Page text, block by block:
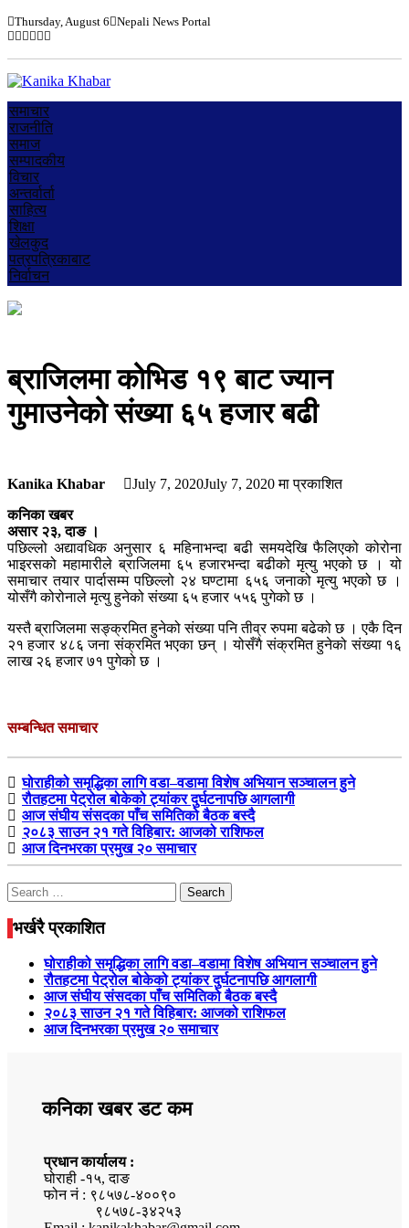
Thursday, August 6 Nepali News Portal
समाचार
राजनीति
समाज
सम्पादकीय
विचार
अन्तर्वार्ता
साहित्य
शिक्षा
खेलकुद
पत्रपत्रिकाबाट
निर्वाचन
ब्राजिलमा कोभिड १९ बाट ज्यान
गुमाउनेको संख्या ६५ हजार बढी
Kanika Khabar July 7, 2020July 7, 2020मा प्रकाशित
कनिका खबर
असार २३, दाङ ।
पछिल्लो अद्यावधिक अनुसार ६ महिनाभन्दा बढी समयदेखि फैलिएको कोरोना
भाइरसको महामारीले ब्राजिलमा ६५ हजारभन्दा बढीको मृत्यु भएको छ । यो
समाचार तयार पार्दासम्म पछिल्लो २४ घण्टामा ६५६ जनाको मृत्यु भएको छ ।
योसँगै कोरोनाले मृत्यु हुनेको संख्या ६५ हजार ५५६ पुगेको छ ।
यस्तै ब्राजिलमा सङ्क्रमित हुनेको संख्या पनि तीव्र रुपमा बढेको छ । एकै दिन
२१ हजार ४८६ जना संक्रमित भएका छन् । योसँगै संक्रमित हुनेको संख्या १६
लाख २६ हजार ७१ पुगेको छ ।
सम्बन्धित समाचार
घोराहीको समृद्धिका लागि वडा–वडामा विशेष अभियान सञ्चालन हुने
रौतहटमा पेट्रोल बोकेको ट्यांकर दुर्घटनापछि आगलागी
आज संघीय संसदका पाँच समितिको बैठक बस्दै
२०८३ साउन २१ गते विहिबार: आजको राशिफल
आज दिनभरका प्रमुख २० समाचार
Search
for:
भर्खरै प्रकाशित
घोराहीको समृद्धिका लागि वडा–वडामा विशेष अभियान सञ्चालन हुने
रौतहटमा पेट्रोल बोकेको ट्यांकर दुर्घटनापछि आगलागी
आज संघीय संसदका पाँच समितिको बैठक बस्दै
२०८३ साउन २१ गते विहिबार: आजको राशिफल
आज दिनभरका प्रमुख २० समाचार
कनिका खबर डट कम
प्रधान कार्यालय :
घोराही -१५, दाङ
फोन नं : ९८५७८-४००९०
९८५७८-३४२५३